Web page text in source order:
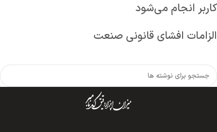
کاربر انجام می‌شود
الزامات افشای قانونی صنعت